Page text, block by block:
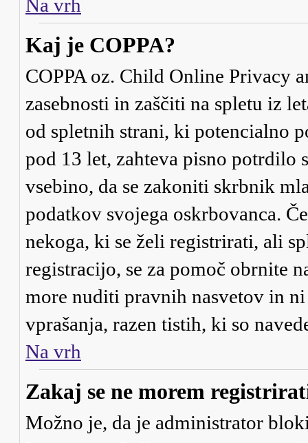
Na vrh
Kaj je COPPA?
COPPA oz. Child Online Privacy
zasebnosti in zaščiti na spletu iz
od spletnih strani, ki potencialno
pod 13 let, zahteva pisno potrdilo
vsebino, da se zakoniti skrbnik
podatkov svojega oskrbovanca.
nekoga, ki se želi registrirati, ali
registracijo, se za pomoč obrnite
more nuditi pravnih nasvetov in
vprašanja, razen tistih, ki so
Na vrh
Zakaj se ne morem
Možno je, da je administrator